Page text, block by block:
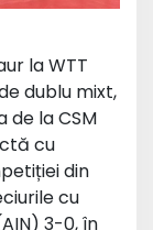
la WTT
dublu mixt,
de la CSM
cu
din
cu
3-0, în